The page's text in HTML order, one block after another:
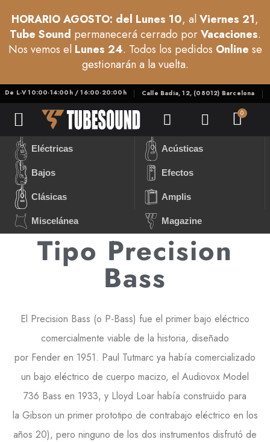
HORARIO AGOSTO: del Lunes 10, alViernes 21,
Tube Sound permanecerá cerrado porVacaciones.
Nos vemos el Lunes 24. Todos los pedidos Online se
gestionarán a la vuelta.
De L-V 10:00-14:00h / 16:00-20:00h Calle Badia, 12, (08012) Barcelona
Eléctricas Acústicas
Bajos Efectos
Clásicas Amplis
Miscelánea Magazine
Tipo Precision
Bass
El Precision Bass (o P-Bass) fue el primer bajo eléctrico
comercialmente viable de la historia, diseñado
por Fender en 1951. Paul Tutmarc ya había comercializado
un bajo eléctrico de cuerpo macizo, el Audiovox Model
736 Bass en 1933, y Lloyd Loar había construido para
la Gibson un primer prototipo de contrabajo eléctrico en los
años 20), pero ninguno de los dos instrumentos disfrutó de